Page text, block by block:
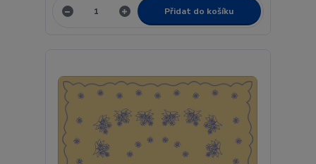
Přidat do košíku